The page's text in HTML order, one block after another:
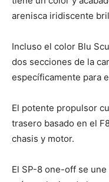
arenisca iridiscente
Incluso el color Blu
dos secciones de la
específicamente para
El potente propulsor
trasero basado en el
chasis y motor.
El SP-8 one-off se